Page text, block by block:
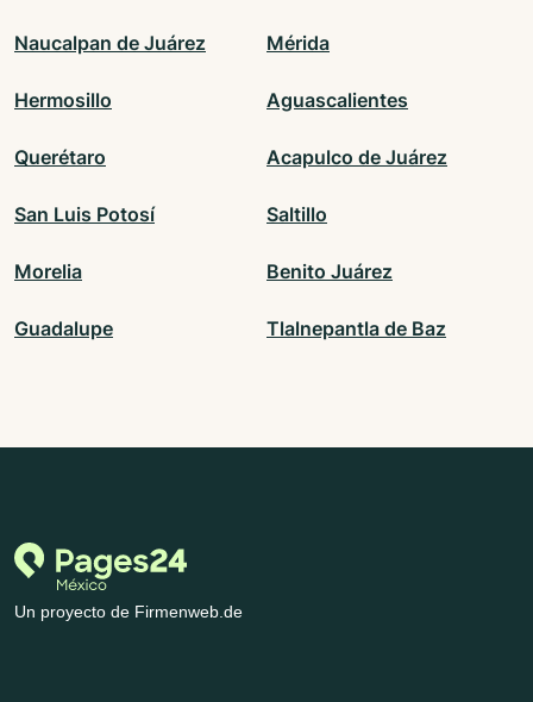
Naucalpan de Juárez Mérida
Hermosillo Aguascalientes
Querétaro Acapulco de Juárez
San Luis Potosí Saltillo
Morelia Benito Juárez
Guadalupe Tlalnepantla de Baz
Un proyecto de Firmenweb.de